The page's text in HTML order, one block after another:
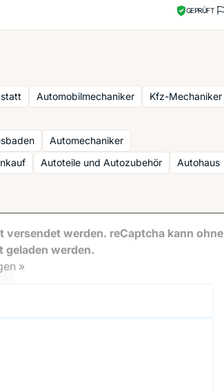
GEPRÜFT
Automobilmechaniker
Kfz-Mechaniker
Automechaniker
Autoteile und Autozubehör Autohaus
versendet werden. reCaptcha kann ohne
geladen werden.
»